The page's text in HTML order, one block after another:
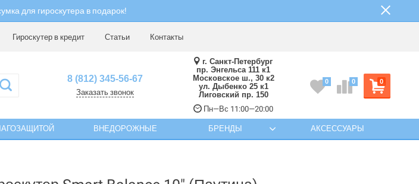
для гироскутера в подарок!
Гироскутер в кредит Статьи Контакты
8 (812) 345-56-67
Заказать звонок
г. Санкт-Петербург
пр. Энгельса 111 к1
Московское ш., 30 к2
ул. Дыбенко 25 к1
Лиговский пр. 150
Пн—Вс 11:00—20:00
0
0 0
ВНЕДОРОЖНЫЕ БРЕНДЫ АКСЕССУАРЫ